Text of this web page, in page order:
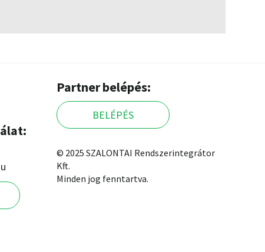
Partner belépés:
BELÉPÉS
© 2025 SZALONTAI Rendszerintegrátor
Kft.
Minden jog fenntartva.